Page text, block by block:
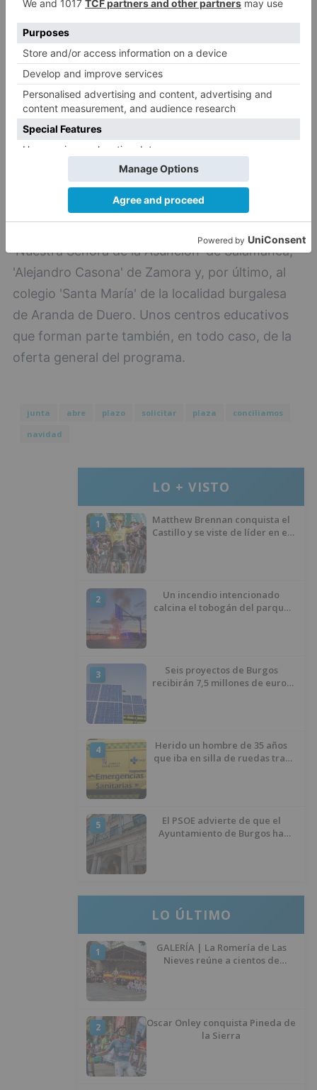
Esta iniciativa comenzó como proyecto piloto
en el colegio 'Cristóbal Colón' de Valladolid, en
colaboración con la Asociación Pajarillos Educa,
y se ha ido ampliando en los últimos dos años a
'Nuestra Señora de la Asunción' de Salamanca,
'Alejandro Casona' de Zamora y, por último, al
colegio 'Santa María' de la localidad burgalesa
de Aranda de Duero. Unos centros educativos
que forman parte también, en todo caso, de la
oferta general del programa.
junta abre plazo solicitar plaza
conciliamos
navidad
LO + VISTO
1
Matthew Brennan conquista el
Castillo y se viste de líder en el
2
Un incendio intencionado
calcina el tobogán del parque
3
Seis proyectos de Burgos
recibirán 7,5 millones de euros
4
Herido un hombre de 35 años
que iba en silla de ruedas tras
5
El PSOE advierte de que el
Ayuntamiento de Burgos ha
LO ÚLTIMO
1
GALERÍA | La Romería de Las
Nieves reúne a cientos de
2
Oscar Onley conquista Pineda de
la Sierra